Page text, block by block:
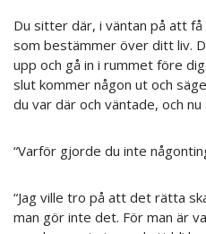
Du sitter där, i väntan på att få
som bestämmer över ditt liv.
upp och gå in i rummet före
slut kommer någon ut och
du var där och väntade, och
“Varför gjorde du inte
“Jag ville tro på att det rätta
man gör inte det. För man är